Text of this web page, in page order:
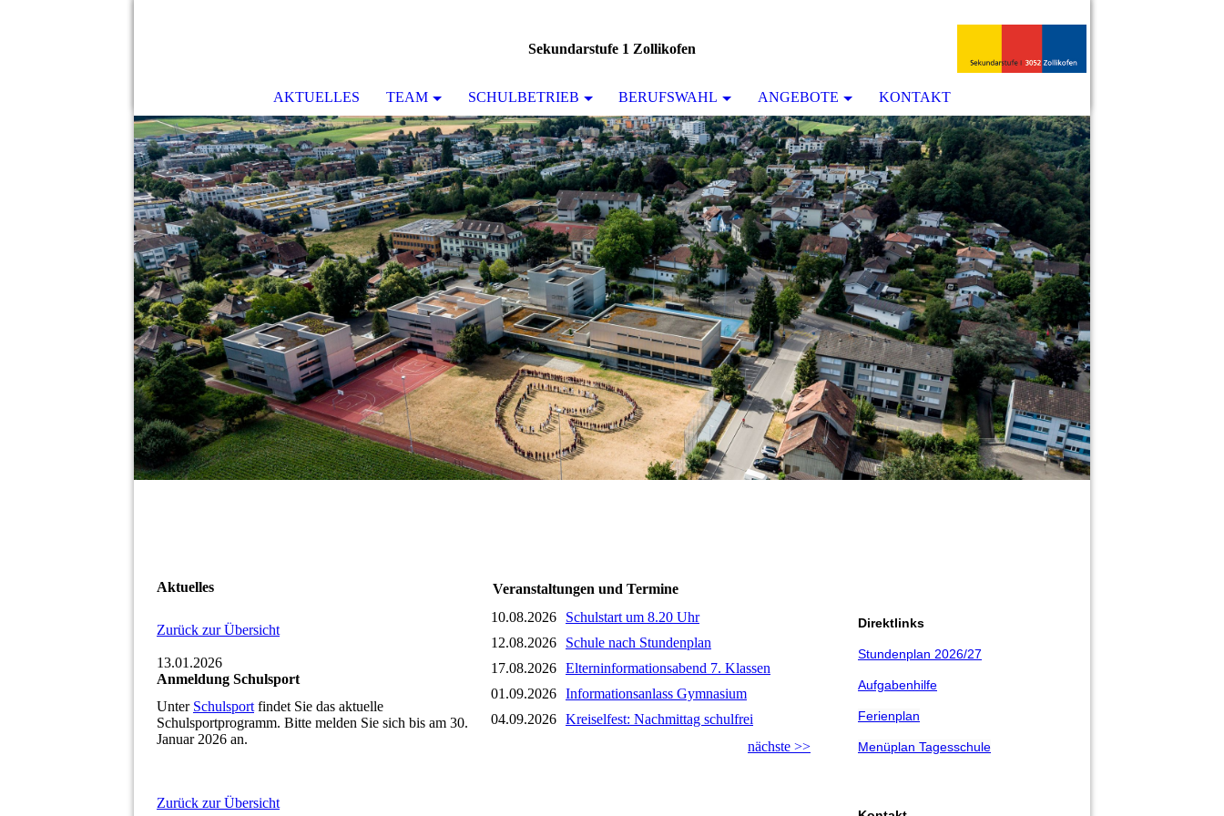
Sekundarstufe 1 Zollikofen
AKTUELLES TEAM SCHULBETRIEB BERUFSWAHL ANGEBOTE KONTAKT
Aktuelles
Zurück zur Übersicht
13.01.2026
Anmeldung Schulsport
Unter Schulsport findet Sie das aktuelle
Schulsportprogramm. Bitte melden Sie sich bis am 30.
Januar 2026 an.
Zurück zur Übersicht
Veranstaltungen und Termine
10.08.2026
Schulstart um 8.20 Uhr
12.08.2026
Schule nach Stundenplan
17.08.2026 Elterninformationsabend 7. Klassen
01.09.2026 Informationsanlass Gymnasium
04.09.2026 Kreiselfest: Nachmittag schulfrei
nächste >>
Direktlinks
Stundenplan 2026/27
Aufgabenhilfe
Ferienplan
Menüplan Tagesschule